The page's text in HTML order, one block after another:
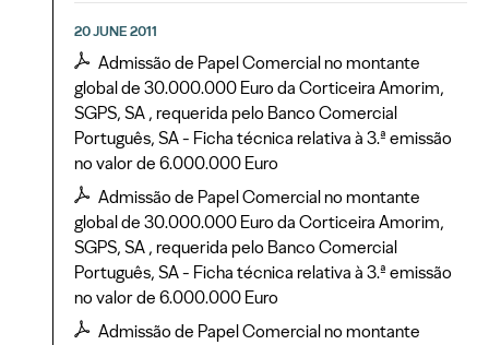
20 JUNE 2011
Admissão de Papel Comercial no montante
global de 30.000.000 Euro da Corticeira Amorim,
SGPS, SA , requerida pelo Banco Comercial
Português, SA - Ficha técnica relativa à 3.ª emissão
no valor de 6.000.000 Euro
Admissão de Papel Comercial no montante
global de 30.000.000 Euro da Corticeira Amorim,
SGPS, SA , requerida pelo Banco Comercial
Português, SA - Ficha técnica relativa à 3.ª emissão
no valor de 6.000.000 Euro
Admissão de Papel Comercial no montante